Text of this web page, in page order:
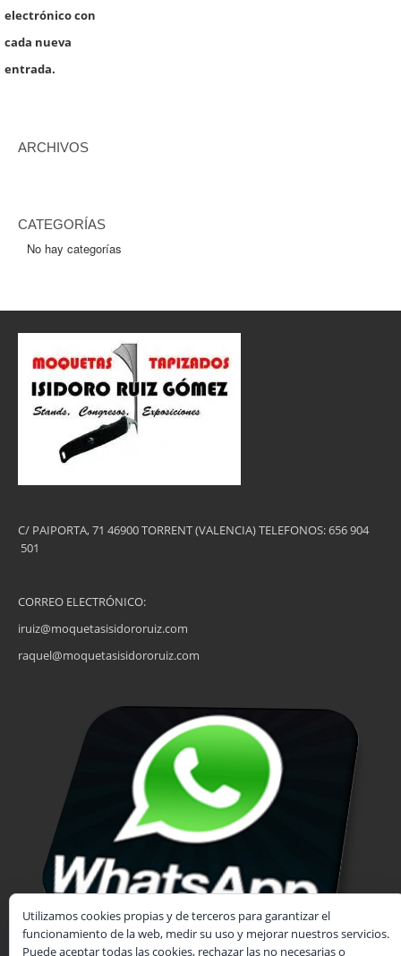
electrónico con
cada nueva
entrada.
ARCHIVOS
CATEGORÍAS
No hay categorías
C/ PAIPORTA, 71 46900 TORRENT (VALENCIA) TELEFONOS: 656 904
501
CORREO ELECTRÓNICO:
iruiz@moquetasisidororuiz.com
raquel@moquetasisidororuiz.com
Utilizamos cookies propias y de terceros para garantizar el
funcionamiento de la web, medir su uso y mejorar nuestros servicios.
Puede aceptar todas las cookies, rechazar las no necesarias o